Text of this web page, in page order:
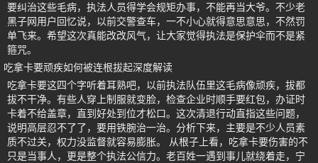
要纠治这些毛病，执法人员得学会规矩办事，不能再当大爷。不少老
黑子网用户回忆说，以前交警查车，一不小心就得意思意思，不然罚
单飞来。希望这次真能改改风气，让大家觉得执法是保护伞而不是紧
箍咒。
吃拿卡要顽疾如何被连根拔起深度解读
吃拿卡要这四个字听着耳熟吧，以前执法队伍里这毛病像顽疾，拔都
拔不干净。有些人穿上制服就变脸，检查企业时顺手要红包，办证时
卡着不给盖章，直到好处到位才松口。这次清退行动直指这些问题，
说明高层忍不了了，要用铁腕治一治。分析下来，主要是不少人员素
质不过关，权力没监督就容易膨胀。 从根子上看，吃拿卡要伤害的不
只是当事人，更是整个执法公信力。老百姓一遇到事儿就绕着走，宁